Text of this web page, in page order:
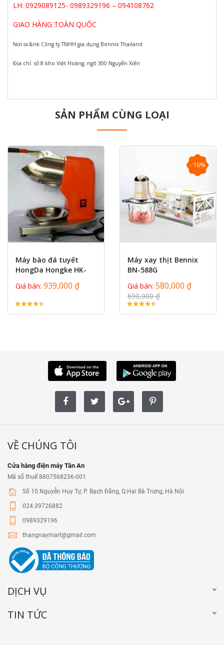
LH: 0929089125- 0989329196 – 094108762
GIAO HÀNG TOÀN QUỐC
Nơi sx&nk Công ty TNHH gia dụng Bennix Thailand
Địa chỉ: số 8 kho Việt Hoàng, ngõ 300 Nguyễn Xiển
SẢN PHẨM CÙNG LOẠI
Máy bào đá tuyết
HongDa Hongke HK-
Giá bán: 939,000 ₫
- 16%
Máy xay thịt Bennix
BN-588G
Giá bán: 580,000 ₫
690,000 ₫
prev
VỀ CHÚNG TÔI
Cửa hàng điện máy Tân An
Mã số thuế 8807568236-001
Số 10 Nguyễn Huy Tự, P. Bạch Đằng, Q.Hai Bà Trưng, Hà Nội
024.39726882
0989329196
thangnaymart@gmail.com
DỊCH VỤ
TIN TỨC